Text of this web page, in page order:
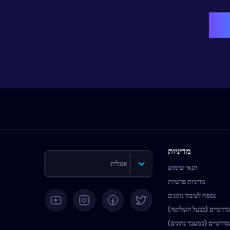
מדיניות
תנאי שימוש
מדיניות פרטיות
נספח לעיבוד נתונים
(כבעל השליטה)
(כמעבד נתונים)
אנגלית